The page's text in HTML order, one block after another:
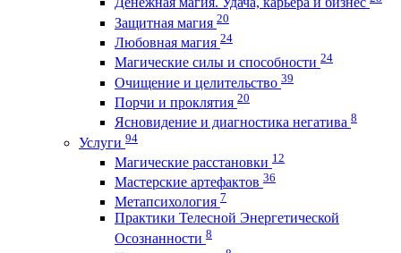
Защитная магия 20
Любовная магия 24
Магические силы и способности 24
Очищение и целительство 39
Порчи и проклятия 20
Ясновидение и диагностика негатива 8
Услуги 94
Магические расстановки 12
Мастерские артефактов 36
Метапсихология 7
Практики Телесной Энергетической
Осознанности 8